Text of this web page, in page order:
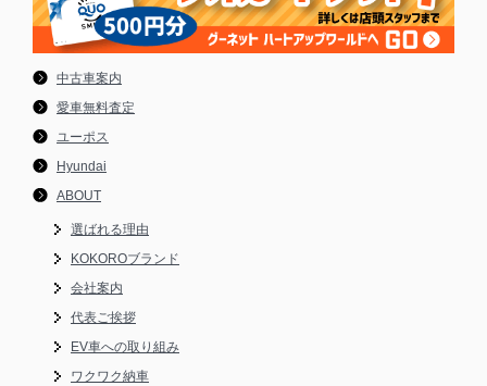
中古車案内
愛車無料査定
ユーポス
Hyundai
ABOUT
選ばれる理由
KOKOROブランド
会社案内
代表ご挨拶
EV車への取り組み
ワクワク納車